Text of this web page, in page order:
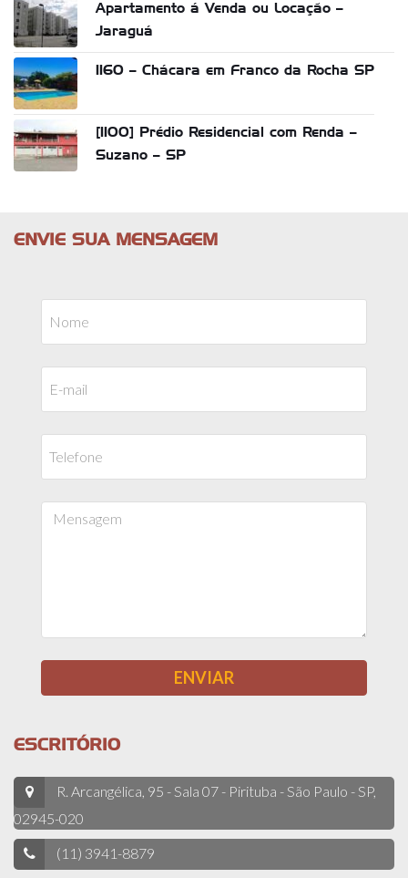
Apartamento á Venda ou Locação –
Jaraguá
1160 – Chácara em Franco da Rocha SP
[1100] Prédio Residencial com Renda –
Suzano – SP
ENVIE SUA MENSAGEM
ESCRITÓRIO
R. Arcangélica, 95 - Sala 07 - Pirituba - São Paulo - SP,
02945-020
(11) 3941-8879